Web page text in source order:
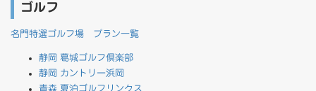
ゴルフ
名門特選ゴルフ場 プラン一覧
静岡 葛城ゴルフ倶楽部
静岡 カントリー浜岡
青森 夏泊ゴルフリンクス